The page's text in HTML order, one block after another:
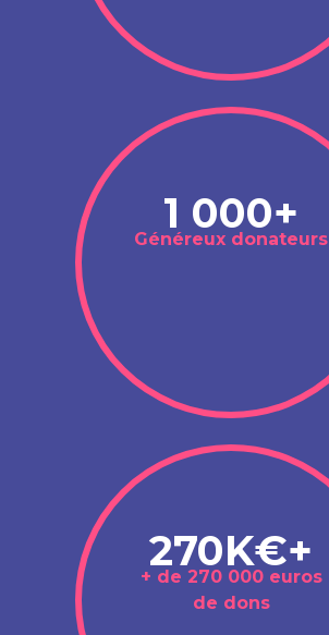
1 000+
Généreux donateurs
270K€+
+ de 270 000 euros
de dons